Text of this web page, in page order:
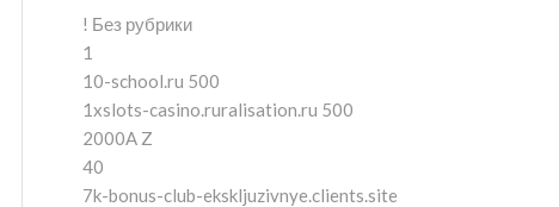
! Без рубрики
1
10-school.ru 500
1xslots-casino.ruralisation.ru 500
2000A Z
40
7k-bonus-club-ekskljuzivnye.clients.site